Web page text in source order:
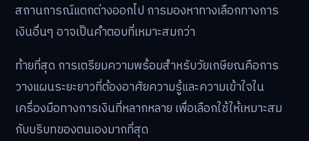
สถานการณ์แตกต่างออกไป การมองหาทางเลือกทางการ
เงินอื่นๆ อาจเป็นคำตอบที่เหมาะสมกว่า
ท้ายที่สุด การเตรียมความพร้อมสำหรับวัยเกษียณคือการ
วางแผนระยะยาวที่ต้องอาศัยความรู้และความเข้าใจใน
เครื่องมือทางการเงินที่หลากหลาย เพื่อเลือกใช้ให้เหมาะสม
กับบริบทของตนเองมากที่สุด